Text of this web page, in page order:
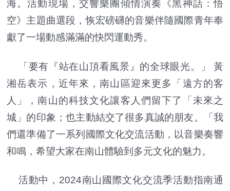
海。活動現場，交響樂團傾情演奏《黑神話：悟
空》主題曲選段，恢宏磅礴的音樂伴隨國際青年奉
獻了一場動感滿滿的快閃運動秀。
「要有『站在山頂看風景』的全球眼光。」 黃
湘岳表示，近年來，南山區迎來更多「遠方的客
人」，南山的科技文化讓客人們留下了「未來之
城」的印象；也主動結交了很多真誠的朋友。「我
們還準備了一系列國際文化交流活動，以音樂奏響
和鳴，希望大家在南山體驗到多元文化的魅力。
活動中，2024南山國際文化交流季活動指南通